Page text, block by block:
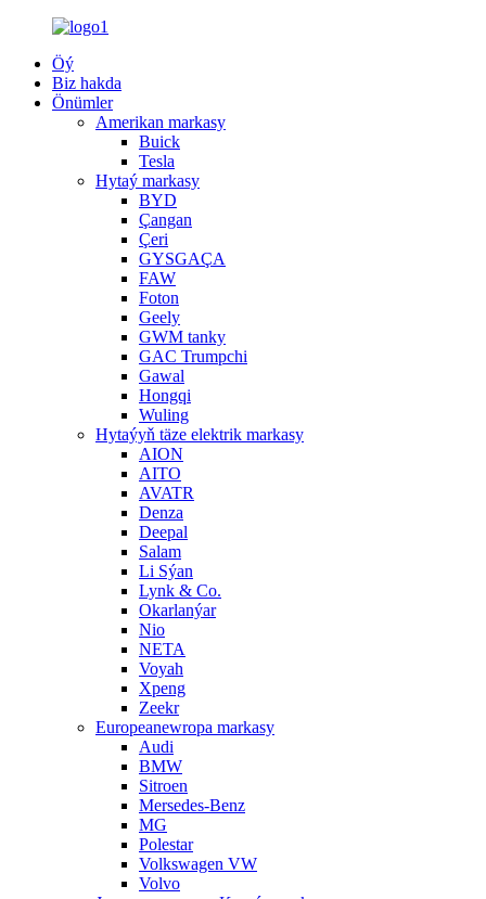
Öý
Biz hakda
Önümler
Amerikan markasy
Buick
Tesla
Hytaý markasy
BYD
Çangan
Çeri
GYSGAÇA
FAW
Foton
Geely
GWM tanky
GAC Trumpchi
Gawal
Hongqi
Wuling
Hytaýyň täze elektrik markasy
AION
AITO
AVATR
Denza
Deepal
Salam
Li Sýan
Lynk & Co.
Okarlanýar
Nio
NETA
Voyah
Xpeng
Zeekr
Europeanewropa markasy
Audi
BMW
Sitroen
Mersedes-Benz
MG
Polestar
Volkswagen VW
Volvo